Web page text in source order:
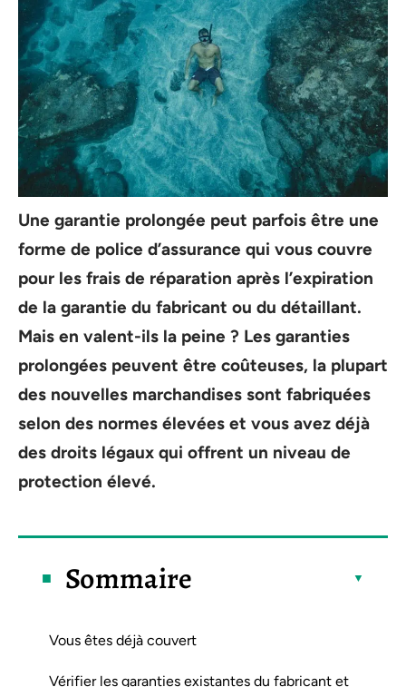
Une garantie prolongée peut parfois être une
forme de police d’assurance qui vous couvre
pour les frais de réparation après l’expiration
de la garantie du fabricant ou du détaillant.
Mais en valent-ils la peine ? Les garanties
prolongées peuvent être coûteuses, la plupart
des nouvelles marchandises sont fabriquées
selon des normes élevées et vous avez déjà
des droits légaux qui offrent un niveau de
protection élevé.
Sommaire
Vous êtes déjà couvert
Vérifier les garanties existantes du fabricant et